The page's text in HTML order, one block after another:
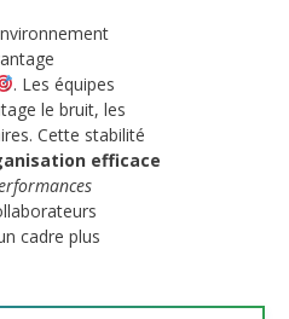
. Les équipes
le bruit, les
Cette stabilité
efficace
cadre plus